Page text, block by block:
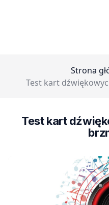
Strona
Test kart
Test kart